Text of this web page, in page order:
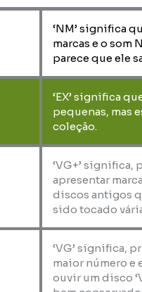
‘NM’ significa
marcas e o som
parece que ele
‘EX’ significa
pequenas, mas
coleção.
‘VG+’ significa,
apresentar
discos antigos
sido tocado
‘VG’ significa,
maior número e
ouvir um disco